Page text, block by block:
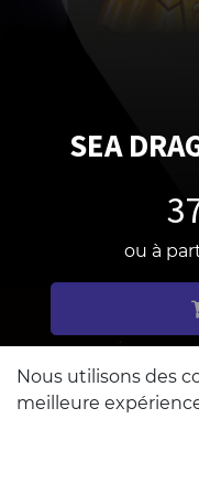
SEA
ou à
Nous utilisons des
meilleure